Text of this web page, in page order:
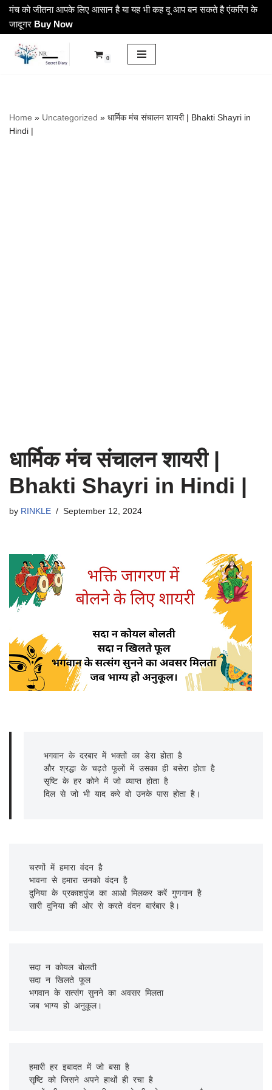
Skip
content
मंच को जीतना आपके लिए आसान है या यह भी कह दू आप बन सकते है एंकरिंग के
जादूगर Buy Now
0
Home » Uncategorized » धार्मिक मंच संचालन शायरी | Bhakti Shayri in
Hindi |
धार्मिक मंच संचालन शायरी |
Bhakti Shayri in Hindi |
by RINKLE September 12, 2024
भगवान के दरबार में भक्तों का डेरा होता है
और श्रद्धा के चढ़ते फूलों में उसका ही बसेरा होता है
सृष्टि के हर कोने में जो व्याप्त होता है
दिल से जो भी याद करे वो उनके पास होता है।
चरणों में हमारा वंदन है
भावना से हमारा उनको वंदन है
दुनिया के प्रकाशपुंज का आओ मिलकर करें गुणगान है
सारी दुनिया की ओर से करते वंदन बारंबार है।
सदा न कोयल बोलती
सदा न खिलते फूल
भगवान के सत्संग सुनने का अवसर मिलता
जब भाग्य हो अनुकूल।
हमारी हर इबादत में जो बसा है
सृष्टि को जिसने अपने हाथों ही रचा है